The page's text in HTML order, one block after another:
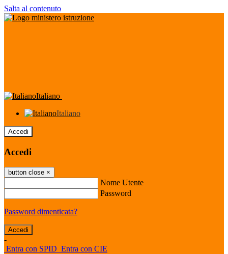
Salta al contenuto
Italiano
Italiano
Accedi
Accedi
button close ×
Nome Utente
Password
Password dimenticata?
-
Entra con SPID Entra con CIE